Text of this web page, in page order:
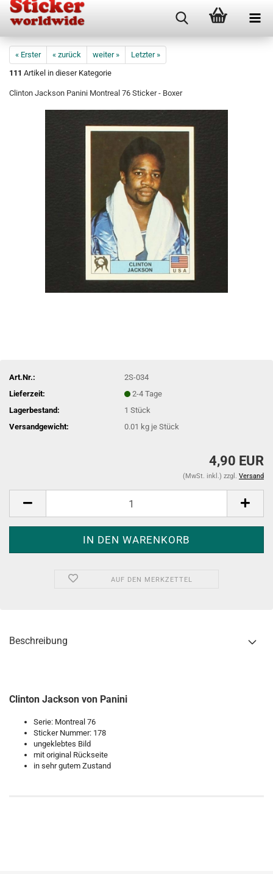
« Erster « zurück weiter »
Letzter »
111 Artikel in dieser Kategorie
Clinton Jackson Panini Montreal 76 Sticker - Boxer
Art.Nr.:
2S-034
Lieferzeit:
2-4 Tage
Lagerbestand:
1Stück
Versandgewicht:
0.01 kg je Stück
4,90 EUR
(MwSt. inkl.) zzgl. Versand
AUF DEN MERKZETTEL
Beschreibung
Clinton Jackson von Panini
Serie: Montreal 76
Sticker Nummer: 178
ungeklebtes Bild
mit original Rückseite
in sehr gutem Zustand